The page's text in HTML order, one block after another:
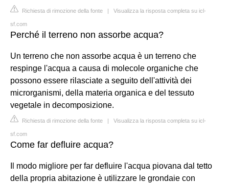
Richiesta di rimozione della fonte | Visualizza la risposta completa su icl-
sf.com
Perché il terreno non assorbe acqua?
Un terreno che non assorbe acqua è un terreno che
respinge l'acqua a causa di molecole organiche che
possono essere rilasciate a seguito dell'attività dei
microrganismi, della materia organica e del tessuto
vegetale in decomposizione.
Richiesta di rimozione della fonte | Visualizza la risposta completa su icl-
sf.com
Come far defluire acqua?
Il modo migliore per far defluire l'acqua piovana dal tetto
della propria abitazione è utilizzare le grondaie con